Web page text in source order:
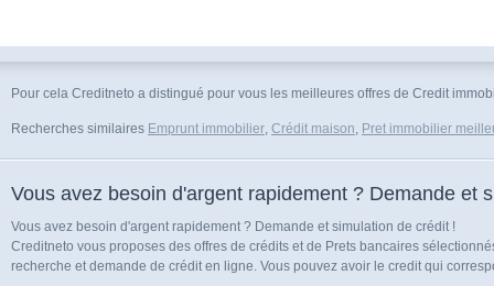
Pour cela Creditneto a distingué pour vous les meilleures offres de Credit
Recherches similaires Emprunt immobilier, Crédit maison, Pret immobilier
Vous avez besoin d'argent rapidement ? Demande et
Vous avez besoin d'argent rapidement ? Demande et simulation de crédit !
Creditneto vous proposes des offres de crédits et de Prets bancaires
recherche et demande de crédit en ligne. Vous pouvez avoir le credit qui